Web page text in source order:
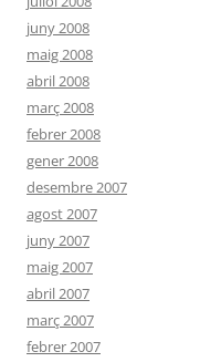
juny 2008
maig 2008
abril 2008
març 2008
febrer 2008
gener 2008
desembre 2007
agost 2007
juny 2007
maig 2007
abril 2007
març 2007
febrer 2007